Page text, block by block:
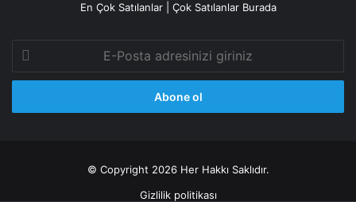
En Çok Satılanlar | Çok Satılanlar Burada
Posta
adresinizi
© Copyright 2026 Her Hakkı Saklıdır.
Gizlilik politikası